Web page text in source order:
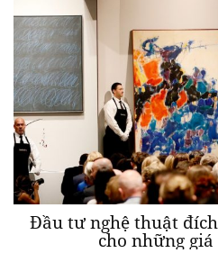
Đầu tư nghệ thuật
cho những